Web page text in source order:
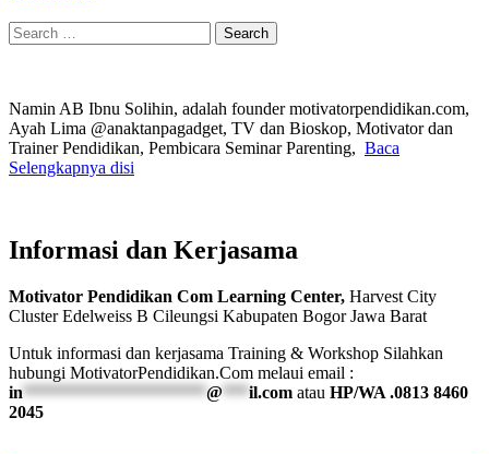
Search
for:
Namin AB Ibnu Solihin, adalah founder motivatorpendidikan.com,
Ayah Lima @anaktanpagadget, TV dan Bioskop, Motivator dan
Trainer Pendidikan, Pembicara Seminar Parenting, Baca
Selengkapnya disi
Informasi dan Kerjasama
Motivator Pendidikan Com Learning Center, Harvest City
Cluster Edelweiss B Cileungsi Kabupaten Bogor Jawa Barat
Untuk informasi dan kerjasama Training & Workshop Silahkan
hubungi MotivatorPendidikan.Com melaui email :
in *********************@ ***il.com atau HP/WA .0813 8460
2045